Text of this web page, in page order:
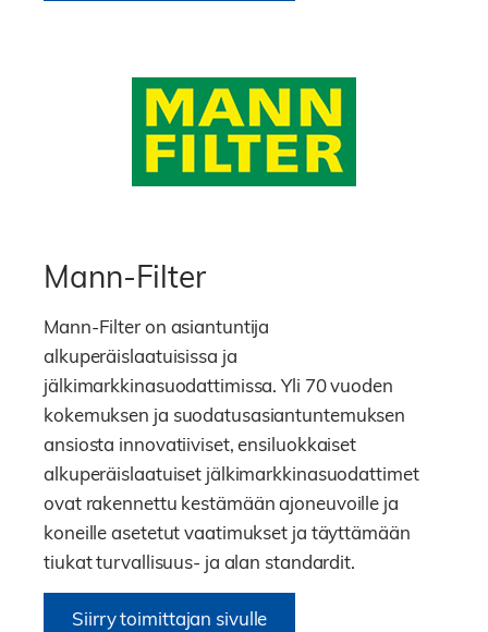
Mann-Filter
Mann-Filter on asiantuntija
alkuperäislaatuisissa ja
jälkimarkkinasuodattimissa. Yli 70 vuoden
kokemuksen ja suodatusasiantuntemuksen
ansiosta innovatiiviset, ensiluokkaiset
alkuperäislaatuiset jälkimarkkinasuodattimet
ovat rakennettu kestämään ajoneuvoille ja
koneille asetetut vaatimukset ja täyttämään
tiukat turvallisuus- ja alan standardit.
Siirry toimittajan sivulle